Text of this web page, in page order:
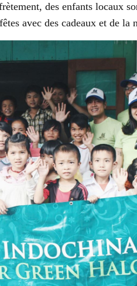
des enfants locaux
avec des cadeaux et de la